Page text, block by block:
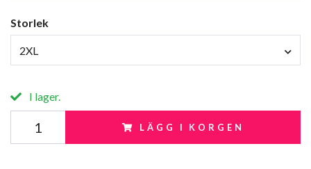
Storlek
2XL
I lager.
LÄGG I KORGEN